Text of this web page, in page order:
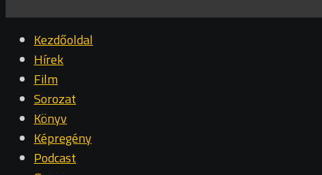
Kezdőoldal
Hírek
Film
Sorozat
Könyv
Képregény
Podcast